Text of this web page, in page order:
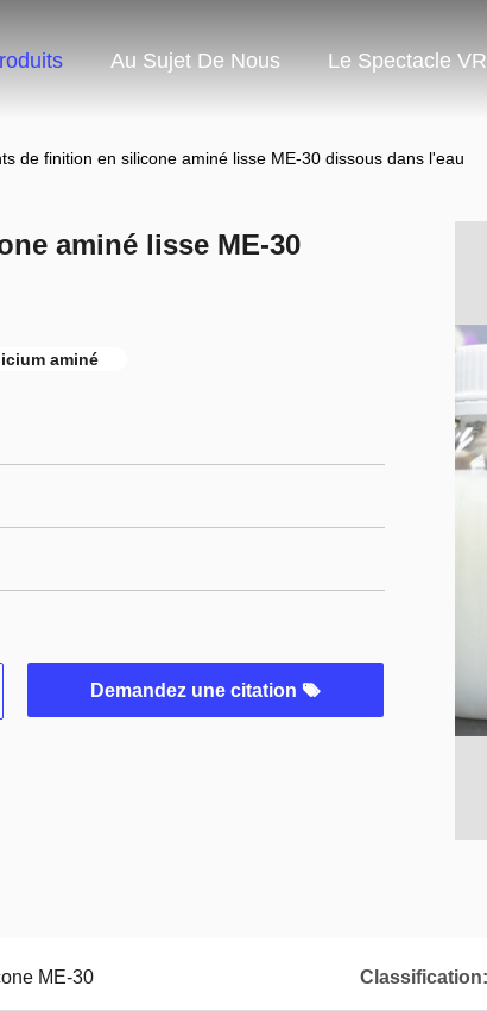
Au Sujet De Nous Le Spectacle VR
de finition en silicone aminé lisse ME-30 dissous dans l'eau
aminé lisse ME-30
aminé
Demandez une citation
ME-30 Classification: